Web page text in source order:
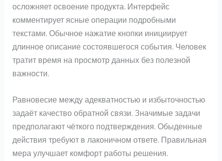
осложняет освоение продукта. Интерфейс
комментирует ясные операции подробными
текстами. Обычное нажатие кнопки инициирует
длинное описание состоявшегося события. Человек
тратит время на просмотр данных без полезной
важности.
Равновесие между адекватностью и избыточностью
задаёт качество обратной связи. Значимые задачи
предполагают чёткого подтверждения. Обыденные
действия требуют в лаконичном ответе. Правильная
мера улучшает комфорт работы решения.